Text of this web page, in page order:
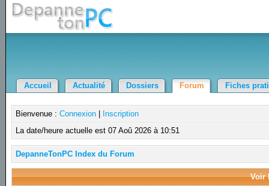
Accueil Actualité Dossiers Forum Fiches
Bienvenue :Connexion
Inscription
La date/heure actuelle est 07 Aoû 2026 à 10:51
DepanneTonPC Index du Forum
Voir